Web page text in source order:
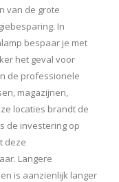
van de grote
In
bespaar je met
het geval voor
de professionele
magazijnen,
locaties brandt de
de investering op
deze
Langere
is aanzienlijk langer